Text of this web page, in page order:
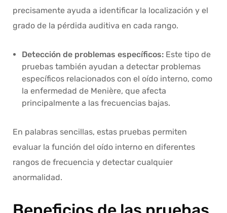
precisamente ayuda a identificar la localización y el
grado de la pérdida auditiva en cada rango.
Detección de problemas específicos: Este tipo de
pruebas también ayudan a detectar problemas
específicos relacionados con el oído interno, como
la enfermedad de Menière, que afecta
principalmente a las frecuencias bajas.
En palabras sencillas, estas pruebas permiten
evaluar la función del oído interno en diferentes
rangos de frecuencia y detectar cualquier
anormalidad.